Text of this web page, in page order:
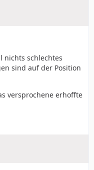
nichts schlechtes
sind auf der Position
versprochene erhoffte